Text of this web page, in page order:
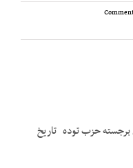
برجسته حزب توده تاریخ